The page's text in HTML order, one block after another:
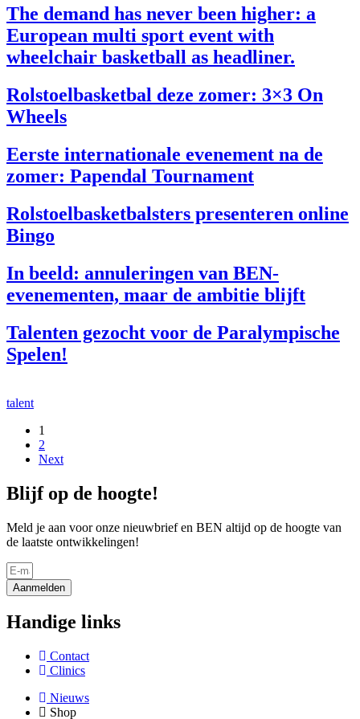
The demand has never been higher: a
European multi sport event with
wheelchair basketball as headliner.
Rolstoelbasketbal deze zomer: 3×3 On
Wheels
Eerste internationale evenement na de
zomer: Papendal Tournament
Rolstoelbasketbalsters presenteren online
Bingo
In beeld: annuleringen van BEN-
evenementen, maar de ambitie blijft
Talenten gezocht voor de Paralympische
Spelen!
talent
1
2
Next
Blijf op de hoogte!
Meld je aan voor onze nieuwbrief en BEN altijd op de hoogte van
de laatste ontwikkelingen!
Aanmelden
Handige links
Contact
Clinics
Nieuws
Shop